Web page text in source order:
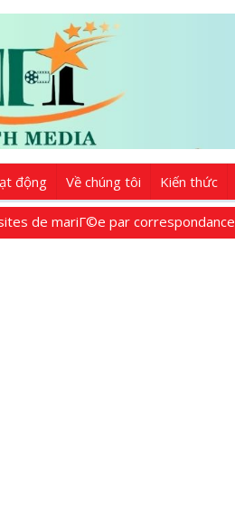
động Về chúng tôi Kiến thức
de mariГ©e par correspondance